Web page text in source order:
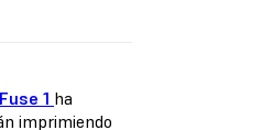
1 ha
imprimiendo